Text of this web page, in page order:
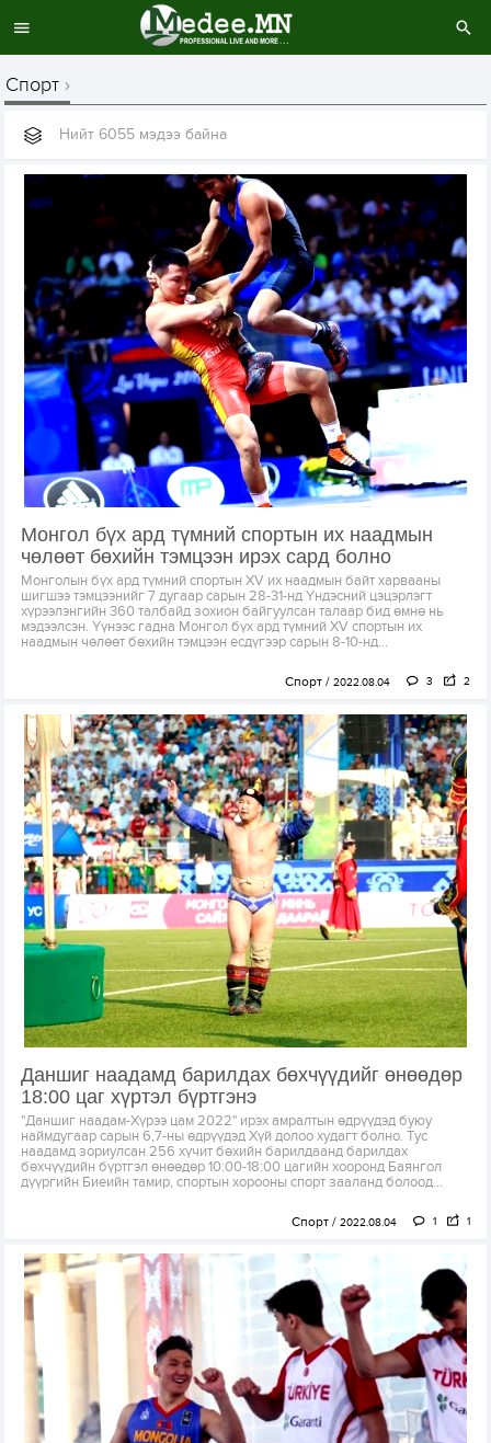
Спорт
Нийт 6055 мэдээ байна
Монгол бүх ард түмний спортын их наадмын
чөлөөт бөхийн тэмцээн ирэх сард болно
Монголын бүх ард түмний спортын XV их наадмын байт харвааны
шигшээ тэмцээнийг 7 дугаар сарын 28-31-нд Үндэсний цэцэрлэгт
хүрээлэнгийн 360 талбайд зохион байгуулсан талаар бид өмнө нь
мэдээлсэн. Үүнээс гадна Монгол бүх ард түмний XV спортын их
наадмын чөлөөт бөхийн тэмцээн есдүгээр сарын 8-10-нд...
Спорт 2022.08.04 3 2
Даншиг наадамд барилдах бөхчүүдийг өнөөдөр
18:00 цаг хүртэл бүртгэнэ
"Даншиг наадам-Хүрээ цам 2022" ирэх амралтын өдрүүдэд буюу
наймдугаар сарын 6,7-ны өдрүүдэд Хүй долоо худагт болно. Тус
наадамд зориулсан 256 хүчит бөхийн барилдаанд барилдах
бөхчүүдийн бүртгэл өнөөдөр 10:00-18:00 цагийн хооронд Баянгол
дүүргийн Биеийн тамир, спортын хорооны спорт зааланд болоод...
Спорт 2022.08.04 1 1